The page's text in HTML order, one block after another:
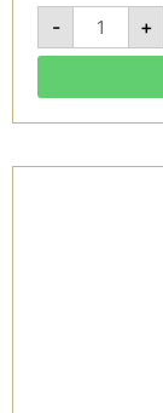
-
Sancaba
Pinot
Nero
2022
-
Trinoro
+